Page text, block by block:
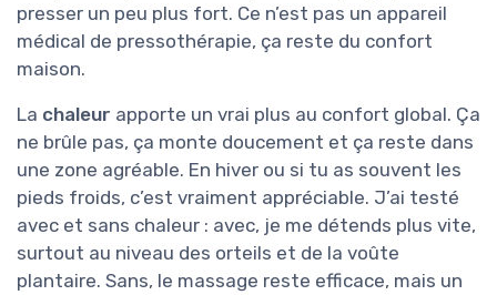
presser un peu plus fort. Ce n’est pas un appareil
médical de pressothérapie, ça reste du confort
maison.
La chaleur apporte un vrai plus au confort global. Ça
ne brûle pas, ça monte doucement et ça reste dans
une zone agréable. En hiver ou si tu as souvent les
pieds froids, c’est vraiment appréciable. J’ai testé
avec et sans chaleur : avec, je me détends plus vite,
surtout au niveau des orteils et de la voûte
plantaire. Sans, le massage reste efficace, mais un